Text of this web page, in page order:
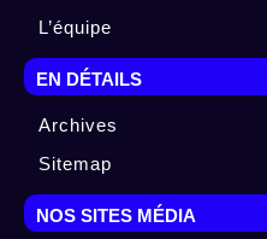
L’équipe
EN DÉTAILS
Archives
Sitemap
NOS SITES MÉDIA